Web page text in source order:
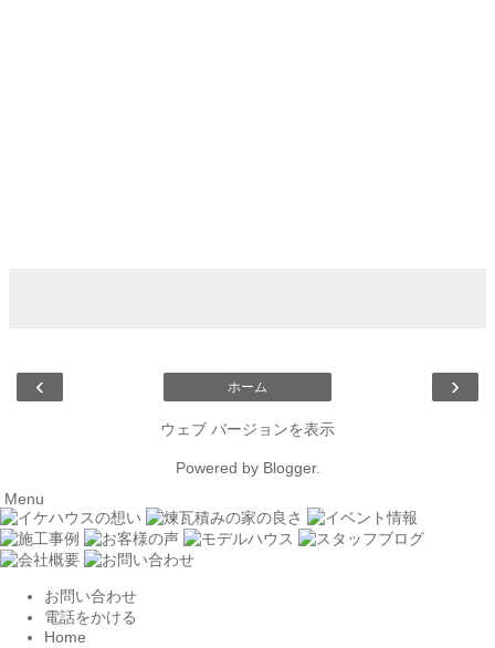
‹ ›
ホーム
ウェブ バージョンを表示
Powered by Blogger.
Menu
お問い合わせ
電話をかける
Home